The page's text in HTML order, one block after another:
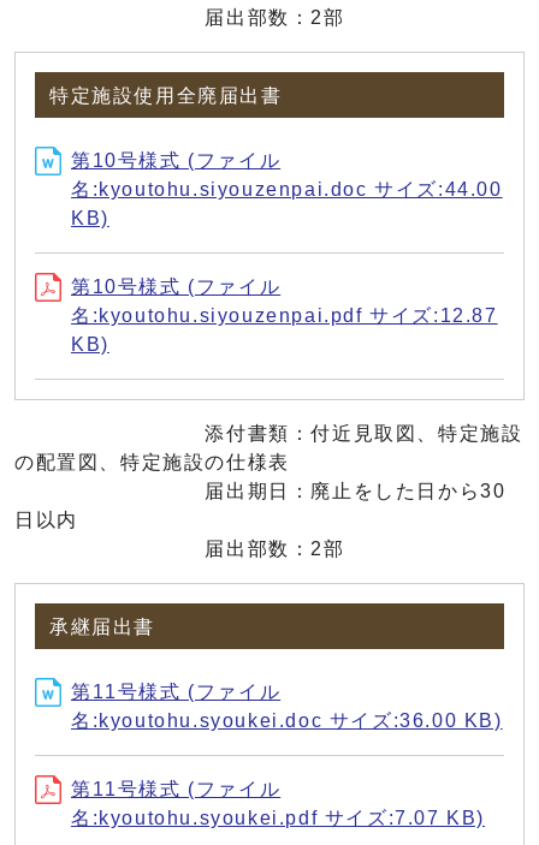
届出部数：2部
特定施設使用全廃届出書
第10号様式 (ファイル
名:kyoutohu.siyouzenpai.doc サイズ:44.00
KB)
第10号様式 (ファイル
名:kyoutohu.siyouzenpai.pdf サイズ:12.87
KB)
添付書類：付近見取図、特定施設
の配置図、特定施設の仕様表
届出期日：廃止をした日から30
日以内
届出部数：2部
承継届出書
第11号様式 (ファイル
名:kyoutohu.syoukei.doc サイズ:36.00 KB)
第11号様式 (ファイル
名:kyoutohu.syoukei.pdf サイズ:7.07 KB)